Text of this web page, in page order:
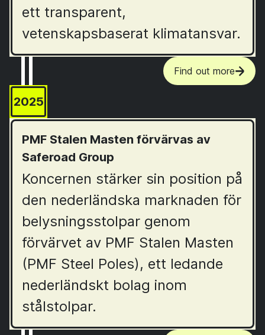
ett transparent,
vetenskapsbaserat klimatansvar.
Find out more
2025
PMF Stalen Masten förvärvas av
Saferoad Group
Koncernen stärker sin position på
den nederländska marknaden för
belysningsstolpar genom
förvärvet av PMF Stalen Masten
(PMF Steel Poles), ett ledande
nederländskt bolag inom
stålstolpar.